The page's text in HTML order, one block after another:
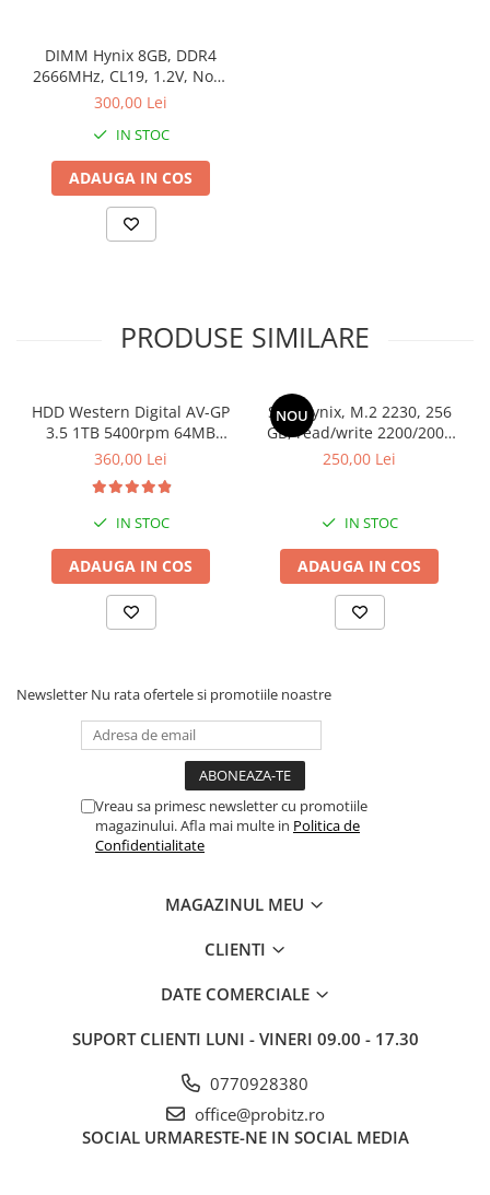
Statii GRAFICE Refurbished
Imprimante&Consumabile
Accesorii Printing
Cartuse cerneala
Imprimante Inkjet
Multifunctionale laser
Accesorii switch-uri
Switch-uri
Adaptoare PowerLAN
Alte accesorii retea
Placi de retea
Routere Wireless
Media convertoare
DIMM Hynix 8GB, DDR4
2666MHz, CL19, 1.2V, Non-
ECC, bulk
300,00 Lei
IN STOC
ADAUGA IN COS
PRODUSE SIMILARE
HDD Western Digital AV-GP
3.5 1TB 5400rpm 64MB
SATA3 (WD10EURX)
360,00 Lei
IN STOC
ADAUGA IN COS
NOU
SSD Hynix, M.2 2230, 256
GB, read/write 2200/2000
MB/s, bulk
250,00 Lei
IN STOC
ADAUGA IN COS
Newsletter Nu rata ofertele si promotiile noastre
Vreau sa primesc newsletter cu promotiile
magazinului. Afla mai multe in Politica de
Confidentialitate
MAGAZINUL MEU
CLIENTI
DATE COMERCIALE
SUPORT CLIENTI LUNI - VINERI 09.00 - 17.30
0770928380
office@probitz.ro
SOCIAL URMARESTE-NE IN SOCIAL MEDIA